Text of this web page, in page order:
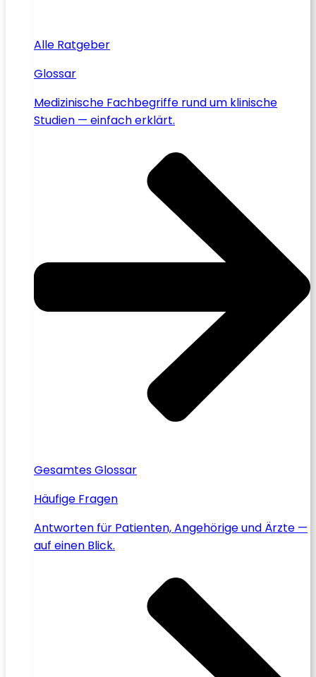
Alle Ratgeber
Glossar
Medizinische Fachbegriffe rund um klinische
Studien — einfach erklärt.
Gesamtes Glossar
Häufige Fragen
Antworten für Patienten, Angehörige und Ärzte —
auf einen Blick.